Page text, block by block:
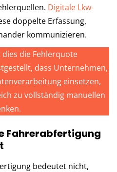
Digitale Lkw-
doppelte Erfassung,
kommunizieren.
die Fehlerquote
dass Unternehmen,
einsetzen,
zu vollständig manuellen
Fahrerabfertigung
bedeutet nicht,